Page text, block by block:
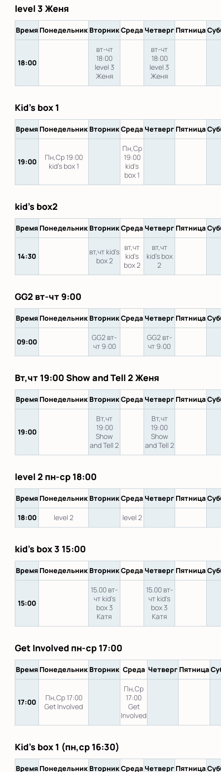
level 3 Женя
Время Понедельник ВторникСреда Четверг Пятница
18:00
вт-чт
18:00
level 3
Женя
вт-чт
18:00
level 3
Женя
Kid's box 1
Время Понедельник ВторникСреда Четверг Пятница
19:00
Пн,Ср 19:00
kid's box 1
Пн,Ср
19:00
kid's
box 1
kid's box2
Время Понедельник ВторникСреда Четверг Пятница
14:30
вт,чт kid's
box 2
вт,чт
kid's
box 2
вт,чт
kid's box
2
GG2 вт-чт 9:00
Время Понедельник ВторникСреда Четверг Пятница
09:00
GG2 вт-
чт 9:00
GG2 вт-
чт 9:00
Вт,чт 19:00 Show and Tell 2 Женя
Время Понедельник ВторникСреда Четверг Пятница
19:00
Вт,чт
19:00
Show
and Tell 2
Вт,чт
19:00
Show
and Tell 2
level 2 пн-ср 18:00
Время Понедельник ВторникСреда Четверг Пятница
18:00 level 2 level 2
kid's box 3 15:00
Время Понедельник ВторникСреда Четверг Пятница
15:00
15.00 вт-
чт kid's
box 3
Катя
15.00 вт-
чт kid's
box 3
Катя
Get Involved пн-ср 17:00
Время Понедельник Вторник Среда Четверг Пятница
17:00
Пн,Ср 17:00
Get Involved
Пн,Ср
17:00
Get
Involved
Kid's box 1 (пн,ср 16:30)
Время Понедельник ВторникСреда Четверг Пятница